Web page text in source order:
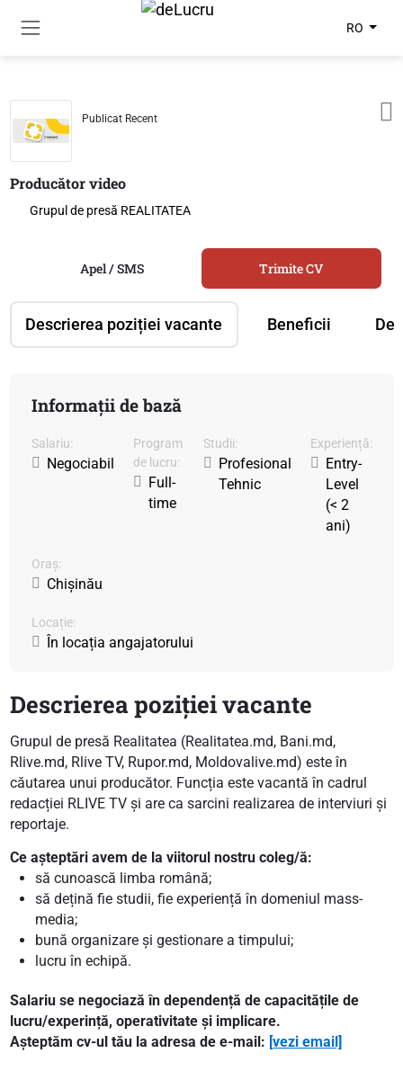
RO
Publicat Recent
Producător video
Grupul de presă REALITATEA
Descrierea poziției vacante Beneficii
Apel / SMS Trimite CV
Informații de bază
Salariu:
Negociabil
Program
de lucru:
Full-
time
Studii:
Profesional
Tehnic
Experiență:
Entry-
Level
(< 2
ani)
Oraș:
Chișinău
Locație:
În locația angajatorului
Descrierea poziției vacante
Grupul de presă Realitatea (Realitatea.md, Bani.md,
Rlive.md, Rlive TV, Rupor.md, Moldovalive.md) este în
căutarea unui producător. Funcția este vacantă în cadrul
redacției RLIVE TV și are ca sarcini realizarea de interviuri și
reportaje.
Ce așteptări avem de la viitorul nostru coleg/ă:
să cunoască limba română;
să dețină fie studii, fie experiență în domeniul mass-
media;
bună organizare și gestionare a timpului;
lucru în echipă.
Salariu se negociază în dependență de capacitățile de
lucru/experință, operativitate și implicare.
Așteptăm cv-ul tău la adresa de e-mail: [vezi email]